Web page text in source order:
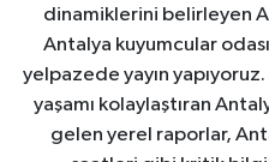
dinamiklerini belirleyen
Antalya kuyumcular
yelpazede yayın
yaşamı kolaylaştıran
gelen yerel raporlar,